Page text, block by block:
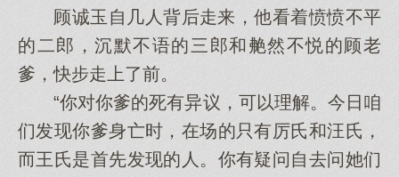
顾诚玉自几人背后走来，他看着愤愤不平
的二郎，沉默不语的三郎和艴然不悦的顾老
爹，快步走上了前。
“你对你爹的死有异议，可以理解。今日咱
们发现你爹身亡时，在场的只有厉氏和汪氏，
而王氏是首先发现的人。你有疑问自去问她们